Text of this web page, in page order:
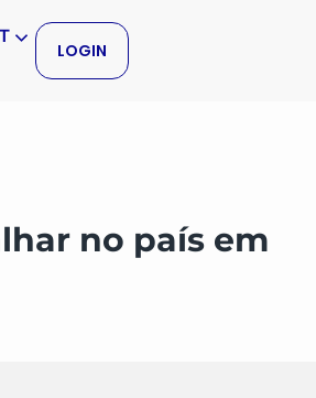
LOGIN
no país em